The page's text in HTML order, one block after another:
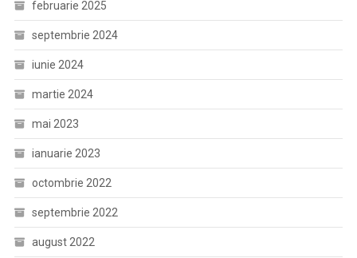
februarie 2025
septembrie 2024
iunie 2024
martie 2024
mai 2023
ianuarie 2023
octombrie 2022
septembrie 2022
august 2022